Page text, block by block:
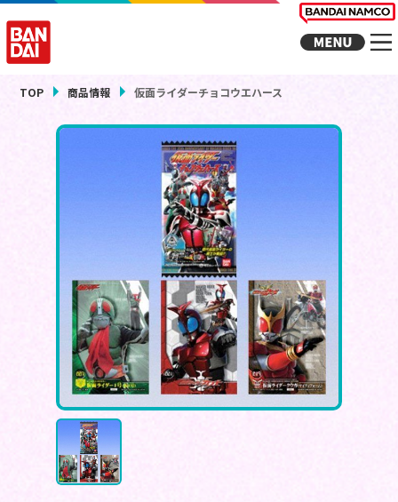
TOP 商品情報 仮面ライダーチョコウエハース